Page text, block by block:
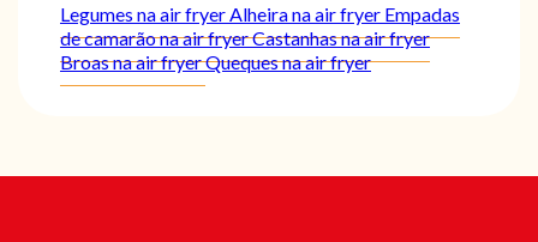
Legumes na air fryer Alheira na air fryer Empadas
de camarão na air fryerCastanhas na air fryer
Broas na air fryerQueques na air fryer